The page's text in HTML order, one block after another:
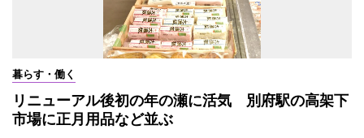
暮らす・働く
リニューアル後初の年の瀬に活気 別府駅の高架下
市場に正月用品など並ぶ